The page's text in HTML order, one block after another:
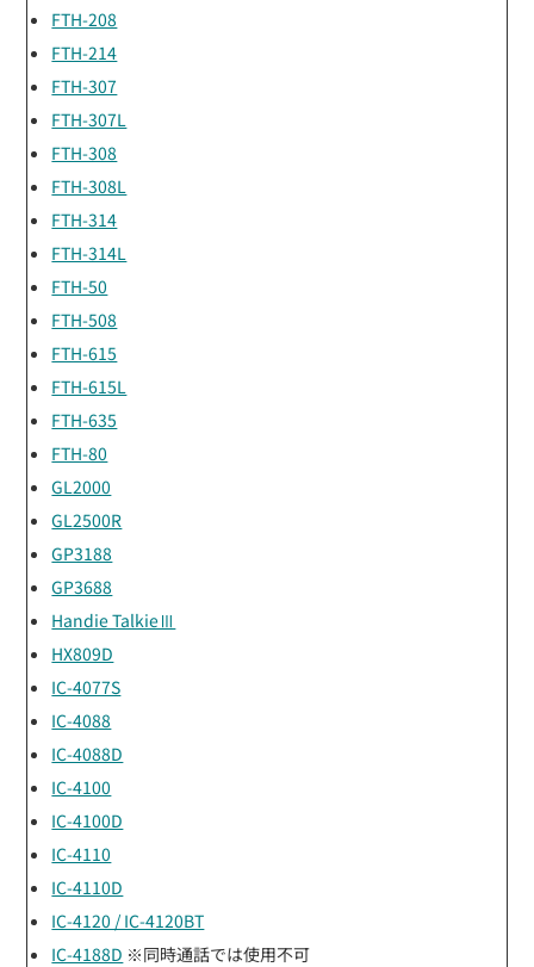
FTH-208
FTH-214
FTH-307
FTH-307L
FTH-308
FTH-308L
FTH-314
FTH-314L
FTH-50
FTH-508
FTH-615
FTH-615L
FTH-635
FTH-80
GL2000
GL2500R
GP3188
GP3688
Handie TalkieⅢ
HX809D
IC-4077S
IC-4088
IC-4088D
IC-4100
IC-4100D
IC-4110
IC-4110D
IC-4120 / IC-4120BT
IC-4188D ※同時通話では使用不可